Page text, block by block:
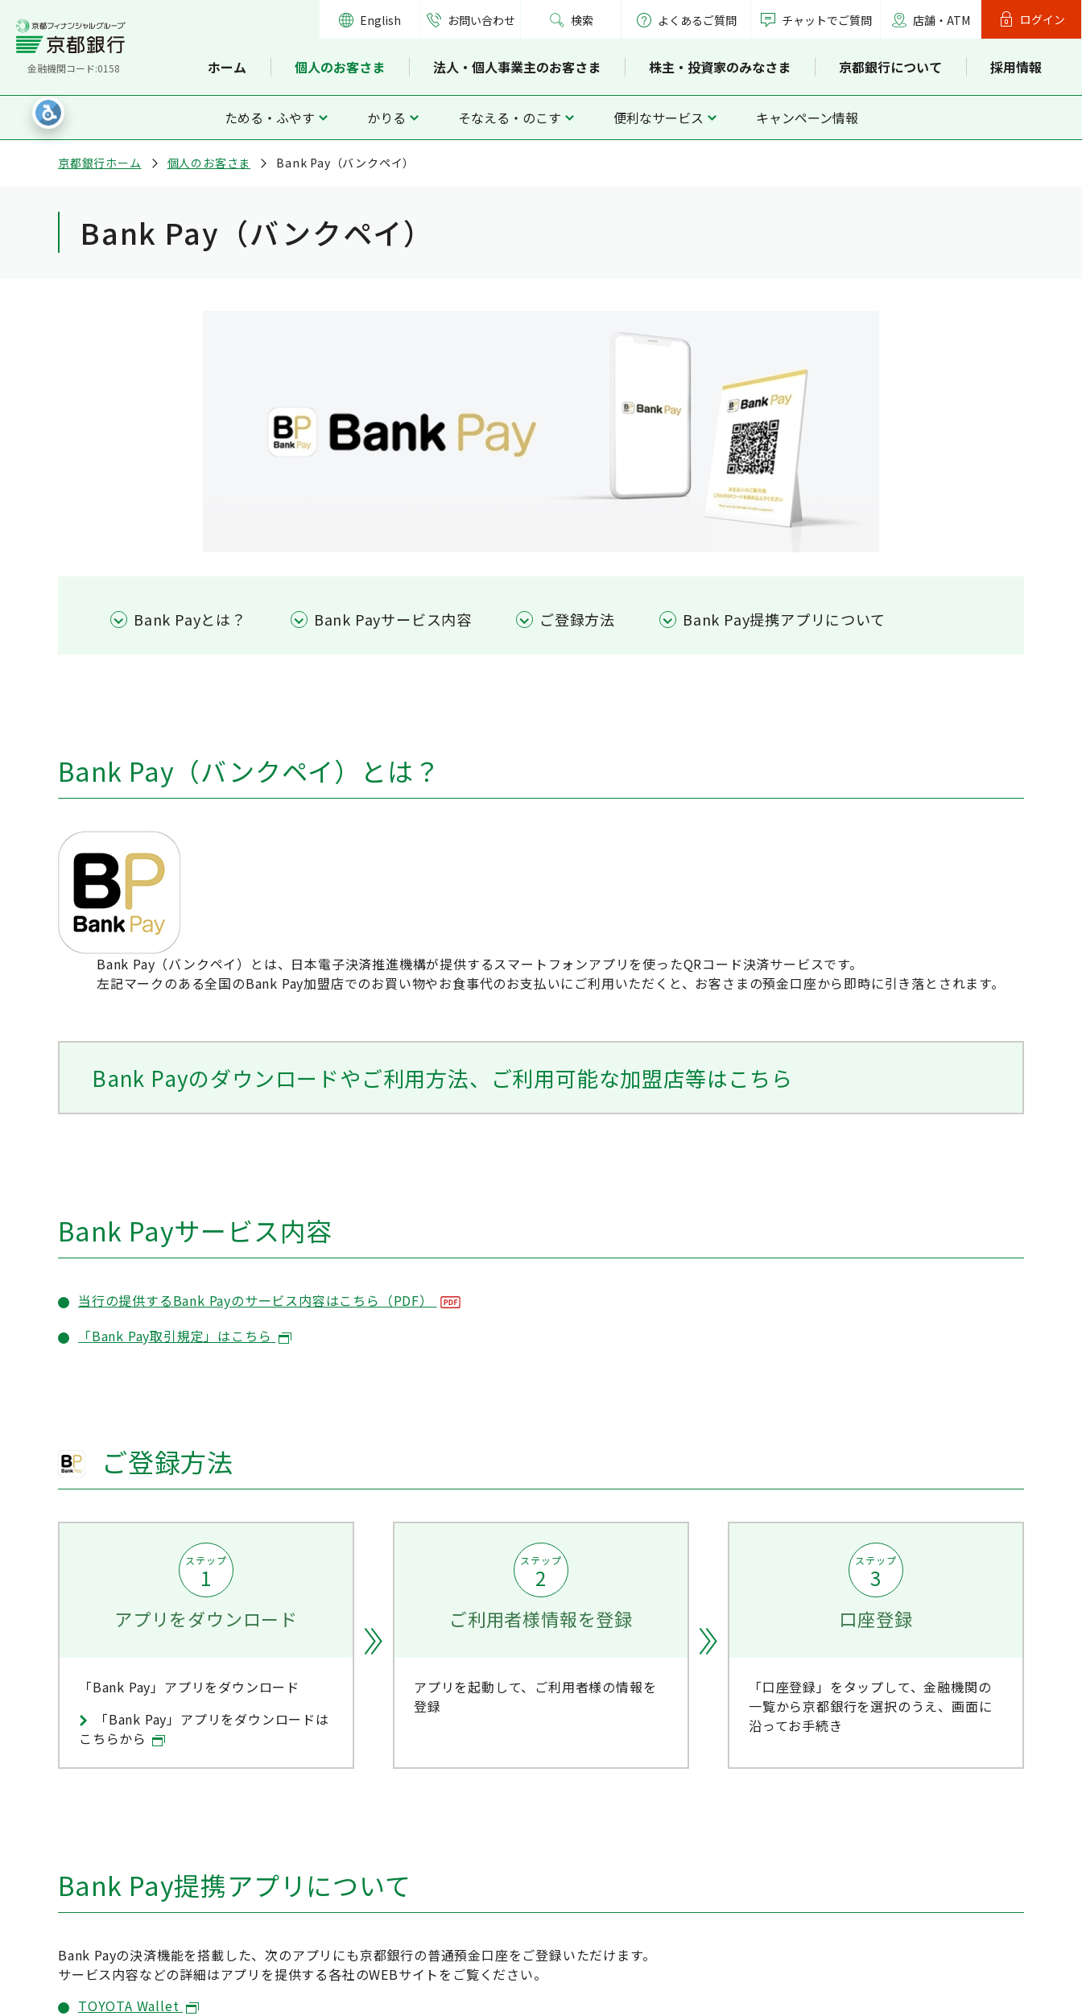
金融機関コード:0158
English お問い合わせ 検索 よくあるご質問 チャットでご質問 店舗・ATM ログイン
ホーム 個人のお客さま 法人・個人事業主のお客さま 株主・投資家のみなさま 京都銀行について 採用情報
ためる・ふやす かりる そなえる・のこす 便利なサービス キャンペーン情報
京都銀行ホーム 個人のお客さま Bank Pay（バンクペイ）
Bank Pay（バンクペイ）
Bank Payとは？ Bank Payサービス内容 ご登録方法 Bank Pay提携アプリについて
Bank Pay（バンクペイ）とは？
Bank Pay（バンクペイ）とは、日本電子決済推進機構が提供するスマートフォンアプリを使ったQRコード決済サービスです。
左記マークのある全国のBank Pay加盟店でのお買い物やお食事代のお支払いにご利用いただくと、お客さまの預金口座から即時に引き落とされます。
Bank Payのダウンロードやご利用方法、ご利用可能な加盟店等はこちら
Bank Payサービス内容
当行の提供するBank Payのサービス内容はこちら（PDF）
「Bank Pay取引規定」はこちら
ご登録方法
ステップ
1
アプリをダウンロード
「Bank Pay」アプリをダウンロード
「Bank Pay」アプリをダウンロードは
こちらから
ステップ
2
ご利用者様情報を登録
アプリを起動して、ご利用者様の情報を
登録
ステップ
3
口座登録
「口座登録」をタップして、金融機関の
一覧から京都銀行を選択のうえ、画面に
沿ってお手続き
Bank Pay提携アプリについて
Bank Payの決済機能を搭載した、次のアプリにも京都銀行の普通預金口座をご登録いただけます。
サービス内容などの詳細はアプリを提供する各社のWEBサイトをご覧ください。
TOYOTA Wallet